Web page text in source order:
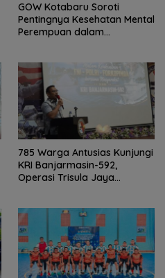
GOW Kotabaru Soroti
Pentingnya Kesehatan Mental
Perempuan dalam
785 Warga Antusias Kunjungi
KRI Banjarmasin-592,
Operasi Trisula Jaya